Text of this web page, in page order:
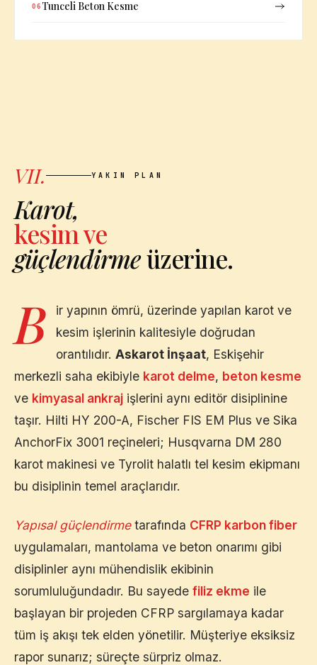
06 Tunceli Beton Kesme
VII. YAKIN PLAN
Karot,
kesim ve
güçlendirmeüzerine.
B
ir yapının ömrü, üzerinde yapılan karot ve
kesim işlerinin kalitesiyle doğrudan
orantılıdır. Askarot İnşaat, Eskişehir
merkezli saha ekibiyle karot delme, beton kesme
ve kimyasal ankraj işlerini aynı editör disiplinine
taşır. Hilti HY 200-A, Fischer FIS EM Plus ve Sika
AnchorFix 3001 reçineleri; Husqvarna DM 280
karot makinesi ve Tyrolit halatlı tel kesim ekipmanı
bu disiplinin temel araçlarıdır.
Yapısal güçlendirmetarafında CFRP karbon fiber
uygulamaları, mantolama ve beton onarımı gibi
disiplinler aynı mühendislik ekibinin
sorumluluğundadır. Bu sayede filiz ekme ile
başlayan bir projeden CFRP sargılamaya kadar
tüm iş akışı tek elden yönetilir. Müşteriye eksiksiz
rapor sunarız; süreçte sürpriz olmaz.